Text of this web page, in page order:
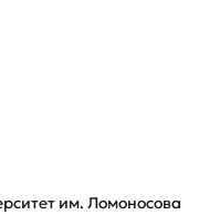
им. Ломоносова